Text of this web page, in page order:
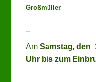
Großmüller
AmSamstag, den
Uhr bis zum